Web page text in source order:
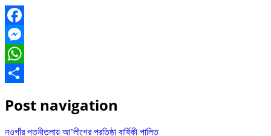
Facebook
Messenger
WhatsApp
Post navigation
নওগাঁর পত্নীতলায় আ’লীগের প্রতিষ্ঠা বার্ষিকী পালিত